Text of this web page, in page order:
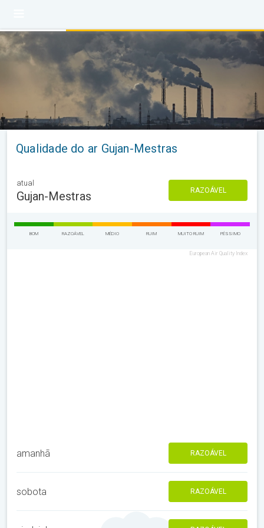
Qualidade do ar Gujan-Mestras
atual
Gujan-Mestras RAZOÁVEL
BOM RAZOÁVEL MÉDIO RUIM MUITO RUIM PÉSSIMO
European Air Quality Index
amanhã RAZOÁVEL
sobota RAZOÁVEL